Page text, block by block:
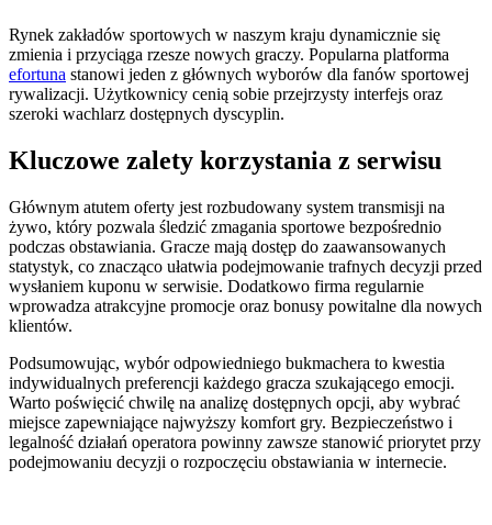
Rynek zakładów sportowych w naszym kraju dynamicznie się
zmienia i przyciąga rzesze nowych graczy. Popularna platforma
efortuna stanowi jeden z głównych wyborów dla fanów sportowej
rywalizacji. Użytkownicy cenią sobie przejrzysty interfejs oraz
szeroki wachlarz dostępnych dyscyplin.
Kluczowe zalety korzystania z serwisu
Głównym atutem oferty jest rozbudowany system transmisji na
żywo, który pozwala śledzić zmagania sportowe bezpośrednio
podczas obstawiania. Gracze mają dostęp do zaawansowanych
statystyk, co znacząco ułatwia podejmowanie trafnych decyzji przed
wysłaniem kuponu w serwisie. Dodatkowo firma regularnie
wprowadza atrakcyjne promocje oraz bonusy powitalne dla nowych
klientów.
Podsumowując, wybór odpowiedniego bukmachera to kwestia
indywidualnych preferencji każdego gracza szukającego emocji.
Warto poświęcić chwilę na analizę dostępnych opcji, aby wybrać
miejsce zapewniające najwyższy komfort gry. Bezpieczeństwo i
legalność działań operatora powinny zawsze stanowić priorytet przy
podejmowaniu decyzji o rozpoczęciu obstawiania w internecie.